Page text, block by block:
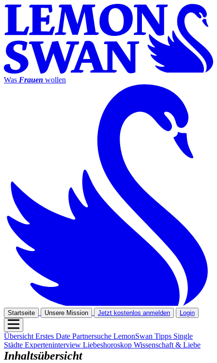
Was Frauen wollen
Startseite Unsere Mission Jetzt kostenlos anmelden Login
ÜbersichtErstes Date Partnersuche LemonSwan Tipps Single
Städte Experteninterview Liebeshoroskop Wissenschaft & Liebe
Inhaltsübersicht